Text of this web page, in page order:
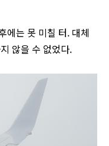
에는 못 미칠 터. 대체
않을 수 없었다.